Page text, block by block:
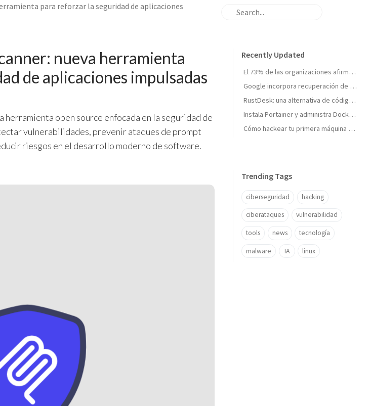
para reforzar la seguridad de aplicaciones
nueva herramienta
de aplicaciones impulsadas
herramienta open source enfocada en la seguridad de
vulnerabilidades, prevenir ataques de prompt
riesgos en el desarrollo moderno de software.
Recently Updated
El 73% de las organizaciones afirma no estar totalmente preparada para un ciberataque importante
Google incorpora recuperación de cuentas con vídeo selfie: así funciona la nueva verificación de identidad
RustDesk: una alternativa de código abierto para el acceso remoto seguro
Instala Portainer y administra Docker desde una interfaz web
Cómo hackear tu primera máquina en Hack The Box: Meow paso a paso
Trending Tags
ciberseguridad hacking
ciberataques vulnerabilidad
tools news tecnología
malware IA linux